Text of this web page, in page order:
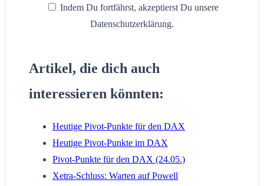
Indem Du fortfährst, akzeptierst Du unsere
Datenschutzerklärung.
Artikel, die dich auch
interessieren könnten:
Heutige Pivot-Punkte für den DAX
Heutige Pivot-Punkte im DAX
Pivot-Punkte für den DAX (24.05.)
Xetra-Schluss: Warten auf Powell